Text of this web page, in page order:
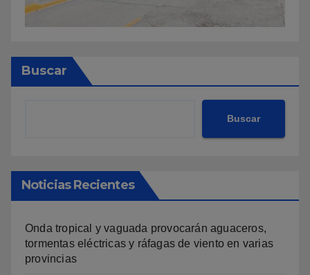
Buscar
Buscar
Noticias Recientes
Onda tropical y vaguada provocarán aguaceros,
tormentas eléctricas y ráfagas de viento en varias
provincias